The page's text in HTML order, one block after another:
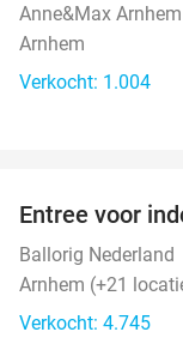
Anne&Max
Arnhem
Verkocht: 1.004
Entree voor
Ballorig Nederland
Arnhem (+21
Verkocht: 4.745